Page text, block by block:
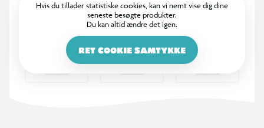
Hvis du tillader statistiske cookies, kan vi nemt vise dig dine
seneste besøgte produkter.
Du kan altid ændre det igen.
RET COOKIE SAMTYKKE